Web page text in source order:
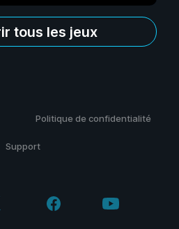
tous les jeux
Politique de confidentialité
Support